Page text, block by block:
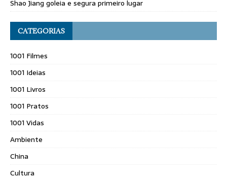
Shao Jiang goleia e segura primeiro lugar
CATEGORIAS
1001 Filmes
1001 Ideias
1001 Livros
1001 Pratos
1001 Vidas
Ambiente
China
Cultura